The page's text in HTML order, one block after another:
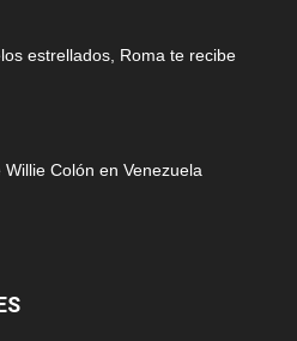
estrellados, Roma te recibe
Willie Colón en Venezuela